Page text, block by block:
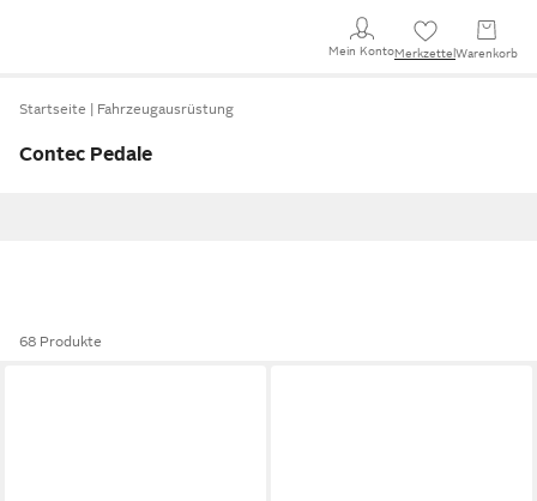
Mein KontoMerkzettel Warenkorb
Startseite Fahrzeugausrüstung
Contec Pedale
68 Produkte